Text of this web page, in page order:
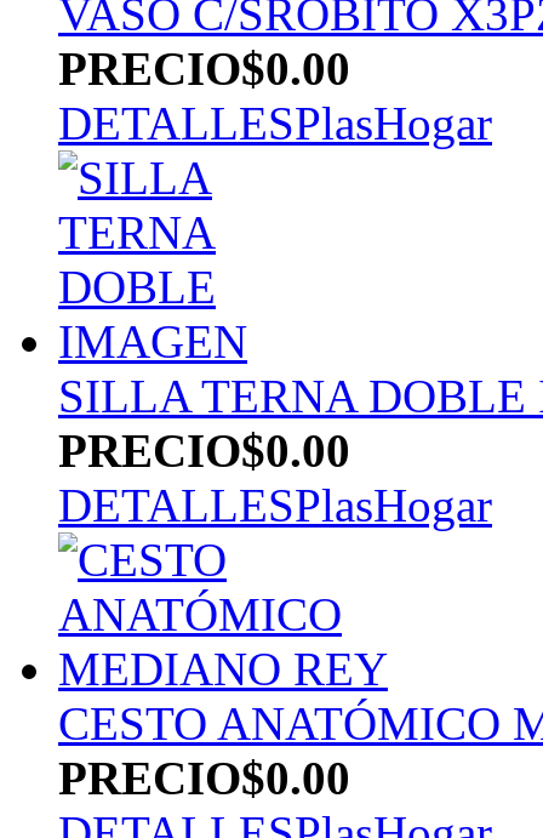
VASO C/SROBITO
PRECIO$0.00
DETALLESPlasHogar
SILLA TERNA
PRECIO$0.00
DETALLESPlasHogar
CESTO ANATÓMICO
PRECIO$0.00